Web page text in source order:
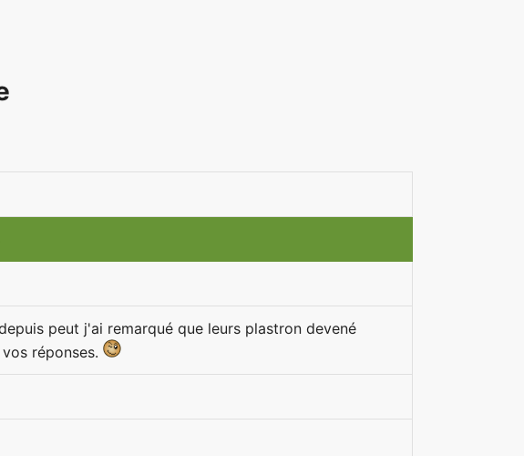
peut j'ai remarqué que leurs plastron devené
réponses.